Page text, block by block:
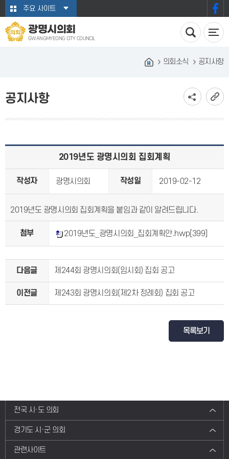
본문바로가기주요 사이트
광명시의회
GWANGMYEONG CITY COUNCIL
의회소식 공지사항
공지사항
2019년도 광명시의회 집회계획
작성자 광명시의회 작성일 2019-02-12
2019년도 광명시의회 집회계획을 붙임과 같이 알려드립니다.
첨부 2019년도_광명시의회_집회계획안.hwp [399]
다음글 제244회 광명시의회(임시회) 집회 공고
이전글 제243회 광명시의회(제2차 정례회) 집회 공고
목록보기
전국 시·도 의회
경기도 시·군 의회
관련사이트